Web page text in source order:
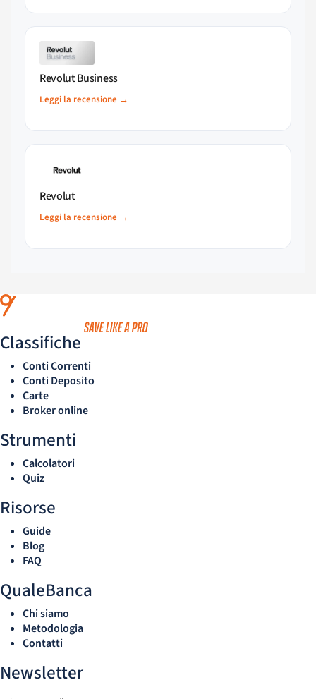
Revolut Business
Leggi la recensione →
Revolut
Leggi la recensione →
Classifiche
Conti Correnti
Conti Deposito
Carte
Broker online
Strumenti
Calcolatori
Quiz
Risorse
Guide
Blog
FAQ
QualeBanca
Chi siamo
Metodologia
Contatti
Newsletter